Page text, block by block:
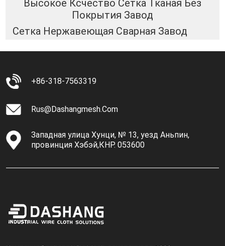
Высокое Ксчество Сетка Тканая Без
Покрытия Завод
Сетка Нержавеющая Сварная Завод
+86-318-7563319
Rus@dashangmesh.com
Западная улица Хунци, № 13, уезд Аньпин,
провинция Хэбэй,КНР. 053600